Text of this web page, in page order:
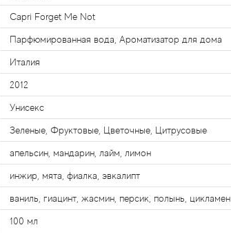
Capri Forget Me Not
Парфюмированная вода, Ароматизатор для дома
Италия
2012
Унисекс
Зеленые, Фруктовые, Цветочные, Цитрусовые
апельсин, мандарин, лайм, лимон
инжир, мята, фиалка, эвкалипт
ваниль, гиацинт, жасмин, персик, полынь, цикламен
100 мл